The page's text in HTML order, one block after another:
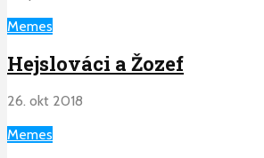
Memes
Hejslováci a Žozef
26. okt 2018
Memes